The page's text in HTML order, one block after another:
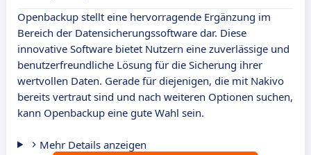
Openbackup stellt eine hervorragende Ergänzung im
Bereich der Datensicherungssoftware dar. Diese
innovative Software bietet Nutzern eine zuverlässige und
benutzerfreundliche Lösung für die Sicherung ihrer
wertvollen Daten. Gerade für diejenigen, die mit Nakivo
bereits vertraut sind und nach weiteren Optionen suchen,
kann Openbackup eine gute Wahl sein.
Mehr Details anzeigen